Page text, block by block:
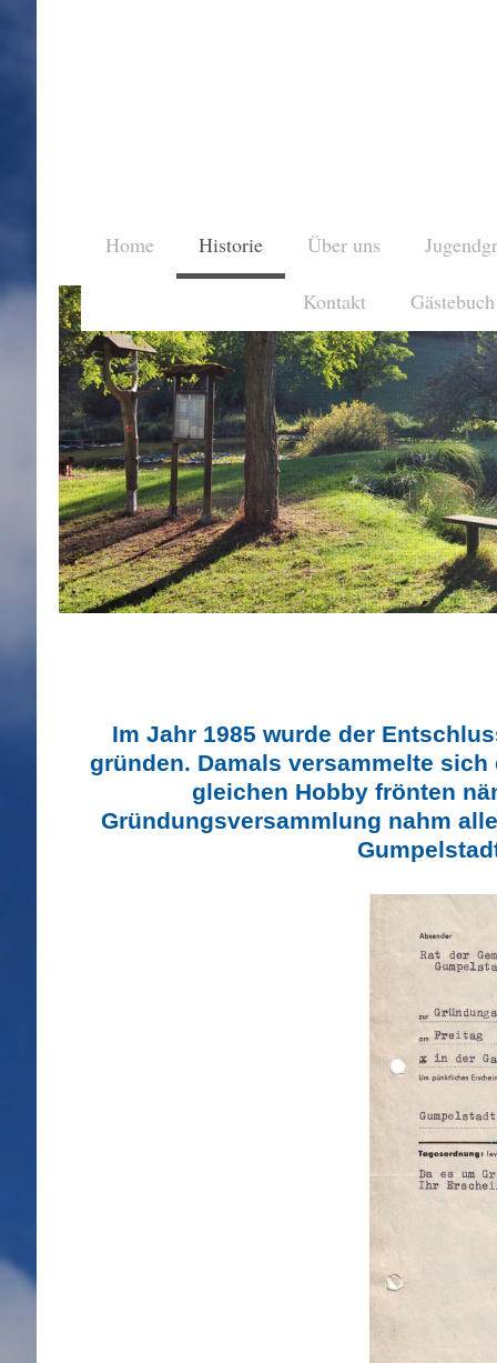
Home Historie Über uns
Kontakt Gästebuch
Im Jahr 1985 wurde der
gründen. Damals versammelte
gleichen Hobby frönten
Gründungsversammlung nahm